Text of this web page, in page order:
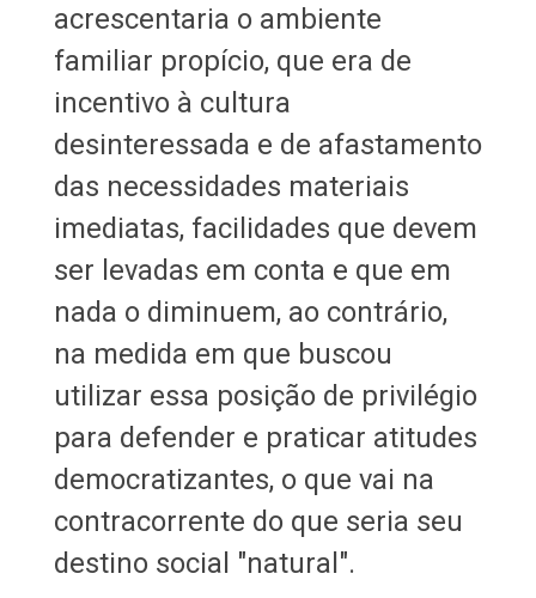
acrescentaria o ambiente
familiar propício, que era de
incentivo à cultura
desinteressada e de afastamento
das necessidades materiais
imediatas, facilidades que devem
ser levadas em conta e que em
nada o diminuem, ao contrário,
na medida em que buscou
utilizar essa posição de privilégio
para defender e praticar atitudes
democratizantes, o que vai na
contracorrente do que seria seu
destino social "natural".